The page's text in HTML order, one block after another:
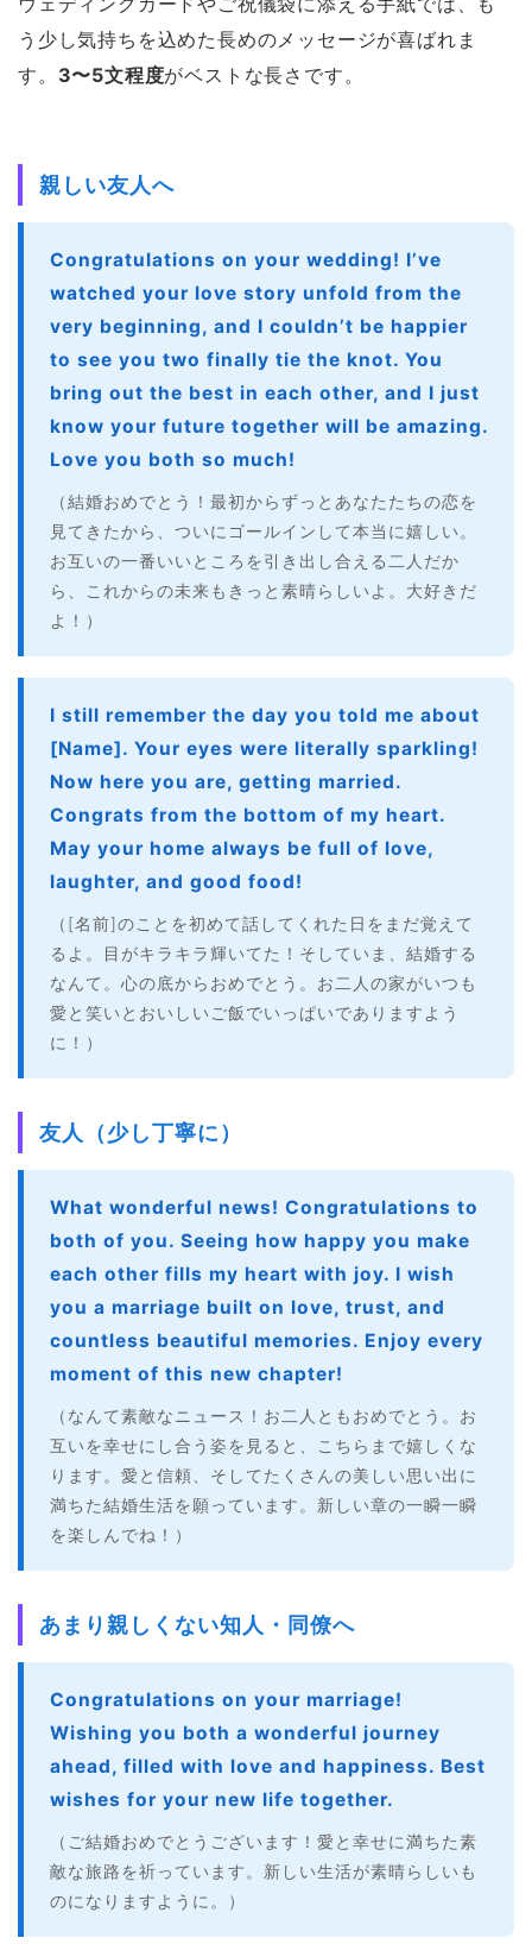
う少し気持ちを込めた長めのメッセージが喜ばれま
す。 3〜5文程度がベストな長さです。
親しい友人へ
Congratulations on your wedding! I’ve
watched your love story unfold from the
very beginning, and I couldn’t be happier
to see you two finally tie the knot. You
bring out the best in each other, and I just
know your future together will be amazing.
Love you both so much!
（結婚おめでとう！最初からずっとあなたたちの恋を
見てきたから、ついにゴールインして本当に嬉しい。
お互いの一番いいところを引き出し合える二人だか
ら、これからの未来もきっと素晴らしいよ。大好きだ
よ！）
I still remember the day you told me about
[Name]. Your eyes were literally sparkling!
Now here you are, getting married.
Congrats from the bottom of my heart.
May your home always be full of love,
laughter, and good food!
（[名前]のことを初めて話してくれた日をまだ覚えて
るよ。目がキラキラ輝いてた！そしていま、結婚する
なんて。心の底からおめでとう。お二人の家がいつも
愛と笑いとおいしいご飯でいっぱいでありますよう
に！）
友人（少し丁寧に）
What wonderful news! Congratulations to
both of you. Seeing how happy you make
each other fills my heart with joy. I wish
you a marriage built on love, trust, and
countless beautiful memories. Enjoy every
moment of this new chapter!
（なんて素敵なニュース！お二人ともおめでとう。お
互いを幸せにし合う姿を見ると、こちらまで嬉しくな
ります。愛と信頼、そしてたくさんの美しい思い出に
満ちた結婚生活を願っています。新しい章の一瞬一瞬
を楽しんでね！）
あまり親しくない知人・同僚へ
Congratulations on your marriage!
Wishing you both a wonderful journey
ahead, filled with love and happiness. Best
wishes for your new life together.
（ご結婚おめでとうございます！愛と幸せに満ちた素
敵な旅路を祈っています。新しい生活が素晴らしいも
のになりますように。）